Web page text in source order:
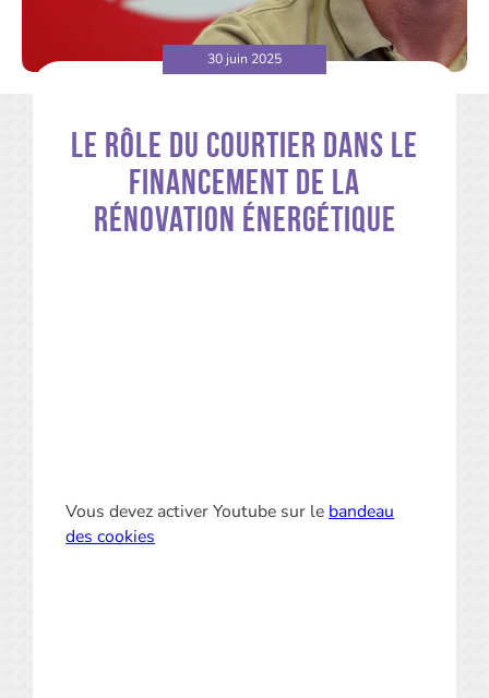
30 juin 2025
Le rôle du courtier dans le
financement de la
rénovation énergétique
Vous devez activer Youtube sur le bandeau
des cookies